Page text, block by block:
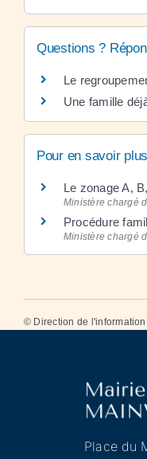
Questions ?
Le
Une famille
Pour en savoir plus
Le zonage A,
Ministère chargé
Procédure
Ministère chargé
© Direction de
Place du